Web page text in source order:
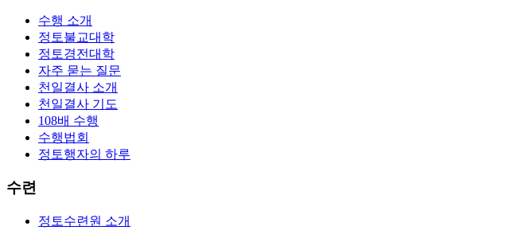
수행 소개
정토불교대학
정토경전대학
자주 묻는 질문
천일결사 소개
천일결사 기도
108배 수행
수행법회
정토행자의 하루
수련
정토수련원 소개